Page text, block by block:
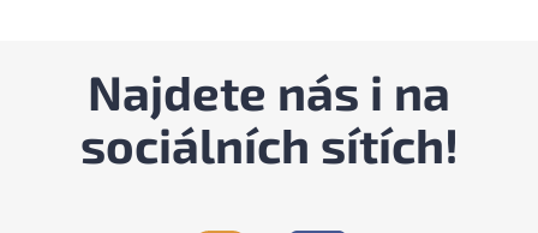
Najdete nás i na
sociálních sítích!